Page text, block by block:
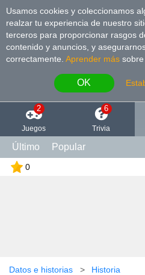
Usamos cookies y coleccionamos
realzar tu experiencia de nuestro
terceros para proporcionar rasgos
contenido y anuncios, y
correctamente. Aprender más sobre
OK
2
Juegos
6
Trivia
Último Popular
0
Datos e historias Historia